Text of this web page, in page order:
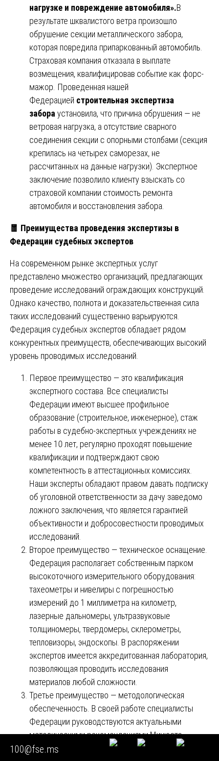
нагрузке и повреждение автомобиля».В
результате шквалистого ветра произошло
обрушение секции металлического забора,
которая повредила припаркованный автомобиль.
Страховая компания отказала в выплате
возмещения, квалифицировав событие как форс-
мажор. Проведенная нашей
Федерацией строительная экспертиза
забора установила, что причина обрушения — не
ветровая нагрузка, а отсутствие сварного
соединения секции с опорными столбами (секция
крепилась на четырех саморезах, не
рассчитанных на данные нагрузки). Экспертное
заключение позволило клиенту взыскать со
страховой компании стоимость ремонта
автомобиля и восстановления забора.
🧧 Преимущества проведения экспертизы в
Федерации судебных экспертов
На современном рынке экспертных услуг
представлено множество организаций, предлагающих
проведение исследований ограждающих конструкций.
Однако качество, полнота и доказательственная сила
таких исследований существенно варьируются.
Федерация судебных экспертов обладает рядом
конкурентных преимуществ, обеспечивающих высокий
уровень проводимых исследований.
Первое преимущество — это квалификация
экспертного состава. Все специалисты
Федерации имеют высшее профильное
образование (строительное, инженерное), стаж
работы в судебно-экспертных учреждениях не
менее 10 лет, регулярно проходят повышение
квалификации и подтверждают свою
компетентность в аттестационных комиссиях.
Наши эксперты обладают правом давать подписку
об уголовной ответственности за дачу заведомо
ложного заключения, что является гарантией
объективности и добросовестности проводимых
исследований.
Второе преимущество — техническое оснащение.
Федерация располагает собственным парком
высокоточного измерительного оборудования:
тахеометры и нивелиры с погрешностью
измерений до 1 миллиметра на километр,
лазерные дальномеры, ультразвуковые
толщиномеры, твердомеры, склерометры,
тепловизоры, эндоскопы. В распоряжении
экспертов имеется аккредитованная лаборатория,
позволяющая проводить исследования
материалов любой сложности.
Третье преимущество — методологическая
обеспеченность. В своей работе специалисты
Федерации руководствуются актуальными
методическими рекомендациями Минюста
России, Федерального центра судебной
100@fse.ms